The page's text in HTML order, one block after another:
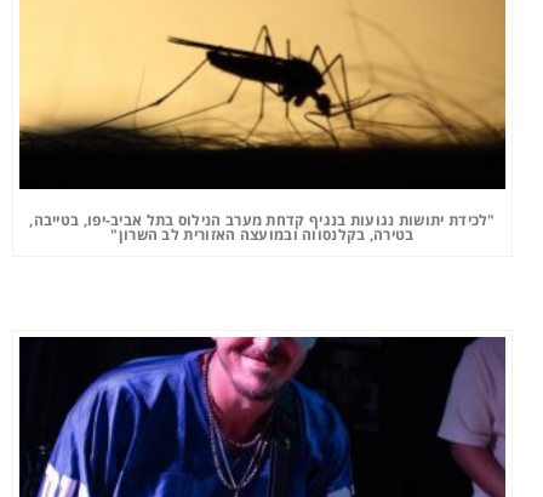
"לכידת יתושות נגועות בנגיף קדחת מערב הנילוס בתל אביב-יפו, בטייבה,
בטירה, בקלנסווה ובמועצה האזורית לב השרון"